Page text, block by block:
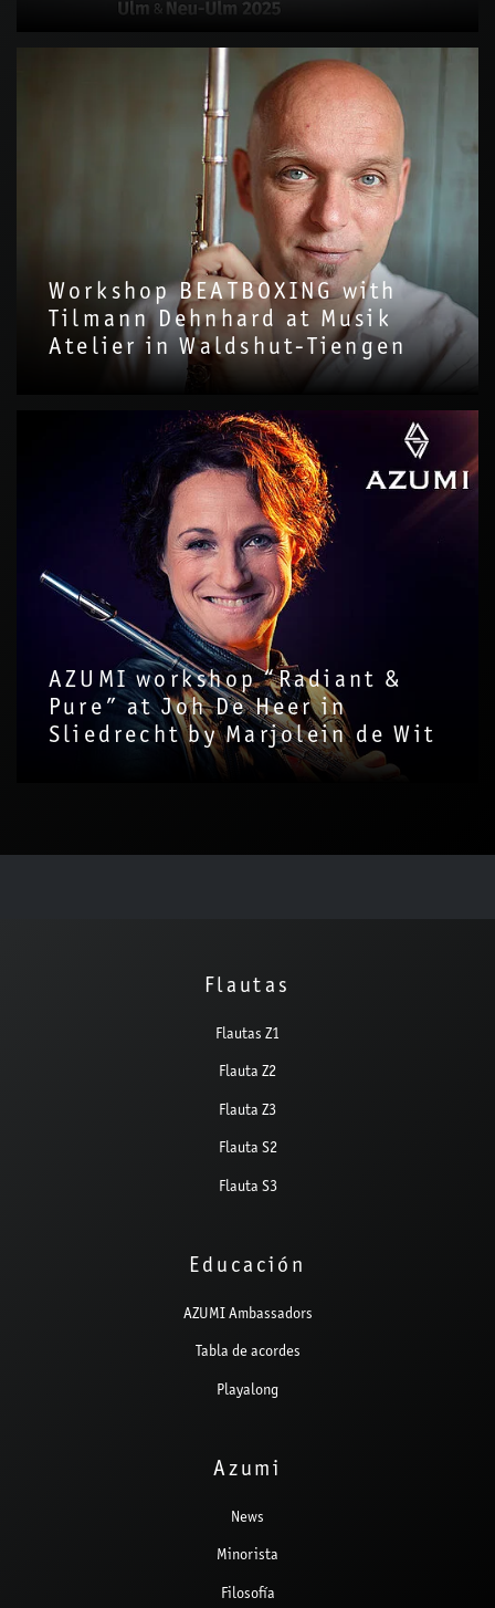
Workshop BEATBOXING with
Tilmann Dehnhard at Musik
Atelier in Waldshut-Tiengen
AZUMI workshop “Radiant &
Pure” at Joh De Heer in
Sliedrecht by Marjolein de Wit
Flautas
Flautas Z1
Flauta Z2
Flauta Z3
Flauta S2
Flauta S3
Educación
AZUMI Ambassadors
Tabla de acordes
Playalong
Azumi
News
Minorista
Filosofía